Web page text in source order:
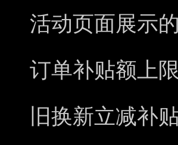
活动页面展示
订单补贴额上
旧换新立减补